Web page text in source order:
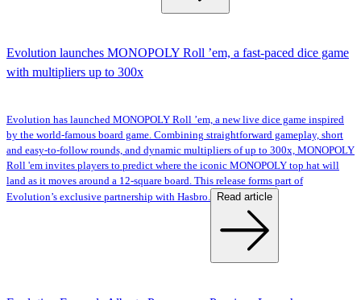
Evolution launches MONOPOLY Roll ’em, a fast-paced dice game
with multipliers up to 300x
Evolution has launched MONOPOLY Roll ’em, a new live dice game inspired
by the world-famous board game. Combining straightforward gameplay, short
and easy-to-follow rounds, and dynamic multipliers of up to 300x, MONOPOLY
Roll 'em invites players to predict where the iconic MONOPOLY top hat will
land as it moves around a 12-square board. This release forms part of
Evolution’s exclusive partnership with Hasbro.
Read article